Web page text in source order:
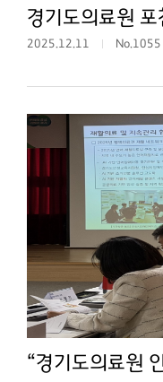
2025.12.11 No.1055